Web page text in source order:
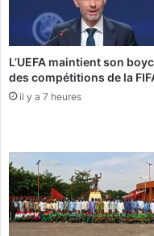
e
r
s
d
g
o
e
n
r
é
o
u
t
r
e
L’UEFA maintient son
des compétitions de la
il y a 7 heures